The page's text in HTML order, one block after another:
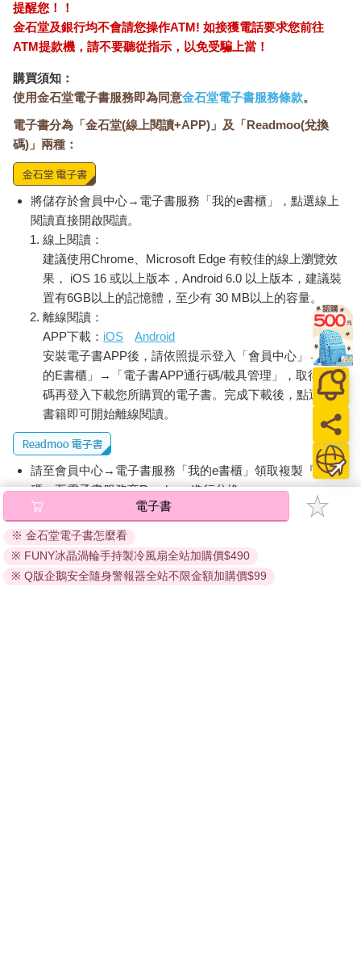
提醒您！！
金石堂及銀行均不會請您操作ATM! 如接獲電話要求您前往
ATM提款機，請不要聽從指示，以免受騙上當！
購買須知：
使用金石堂電子書服務即為同意金石堂電子書服務條款。
電子書分為「金石堂(線上閱讀+APP)」及「Readmoo(兌換
碼)」兩種：
將儲存於會員中心→電子書服務「我的e書櫃」，點選線上
閱讀直接開啟閱讀。
線上閱讀：
建議使用Chrome、Microsoft Edge 有較佳的線上瀏覽效
果， iOS 16 或以上版本，Android 6.0 以上版本，建議裝
置有6GB以上的記憶體，至少有 30 MB以上的容量。
離線閱讀：
APP下載： iOS
Android
安裝電子書APP後，請依照提示登入「會員中心」→「我
的E書櫃」→「電子書APP通行碼/載具管理」，取得通行
碼再登入下載您所購買的電子書。完成下載後，點選任一
書籍即可開始離線閱讀。
請至會員中心→電子書服務「我的e書櫃」領取複製『兌換
碼』至電子書服務商Readmoo進行兌換。
退換貨須知：
因版權保護，您在金石堂所購買的電子書僅能以金石堂專屬
的閱讀軟體開啟閱讀，無法以其他閱讀器或直接下載檔案。
依據「消費者保護法」第19條及行政院消費者保護處公告之
電子書
※ 金石堂電子書怎麼看
※ FUNY冰晶渦輪手持製冷風扇全站加購價$490
※ Q版企鵝安全隨身警報器全站不限金額加購價$99